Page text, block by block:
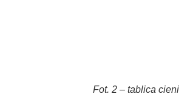
Fot. 2 – tablica cieni